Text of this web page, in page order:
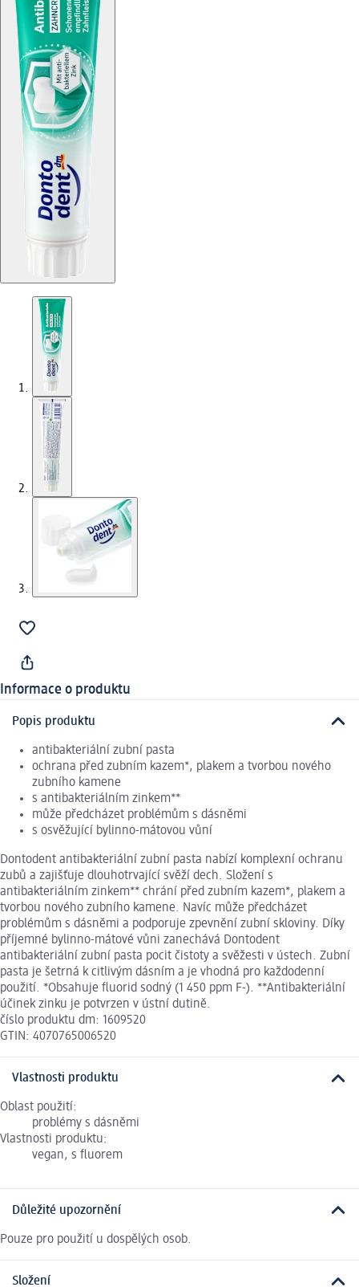
Informace o produktu
Popis produktu
antibakteriální zubní pasta
ochrana před zubním kazem*, plakem a tvorbou nového
zubního kamene
s antibakteriálním zinkem**
může předcházet problémům s dásněmi
s osvěžující bylinno-mátovou vůní
Dontodent antibakteriální zubní pasta nabízí komplexní ochranu
zubů a zajišťuje dlouhotrvající svěží dech. Složení s
antibakteriálním zinkem** chrání před zubním kazem*, plakem a
tvorbou nového zubního kamene. Navíc může předcházet
problémům s dásněmi a podporuje zpevnění zubní skloviny. Díky
příjemné bylinno-mátové vůni zanechává Dontodent
antibakteriální zubní pasta pocit čistoty a svěžesti v ústech. Zubní
pasta je šetrná k citlivým dásním a je vhodná pro každodenní
použití. *Obsahuje fluorid sodný (1 450 ppm F-). **Antibakteriální
účinek zinku je potvrzen v ústní dutině.
číslo produktu dm: 1609520
GTIN: 4070765006520
Vlastnosti produktu
Oblast použití:
problémy s dásněmi
Vlastnosti produktu:
vegan, s fluorem
Důležité upozornění
Pouze pro použití u dospělých osob.
Složení